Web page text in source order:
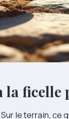
la
le terrain, ce